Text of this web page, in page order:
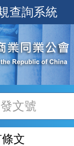
查詢系統
文